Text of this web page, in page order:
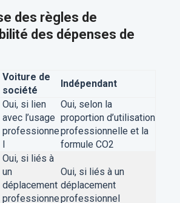
des règles de
des dépenses de
Voiture de
société
Indépendant
Oui, si lien
avec l’usage
professionne
l
Oui, selon la
proportion d’utilisation
professionnelle et la
formule CO2
Oui, si liés à
un
déplacement
professionne
Oui, si liés à un
déplacement
professionnel